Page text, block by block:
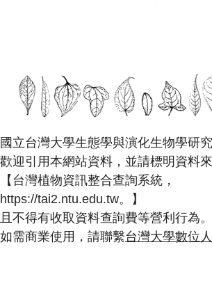
國立台灣大學生態學與演化生物學研
歡迎引用本網站資料，並請標明資料來
【台灣植物資訊整合查詢系統，
https://tai2.ntu.edu.tw。】
且不得有收取資料查詢費等營利行為。
如需商業使用，請聯繫台灣大學數位